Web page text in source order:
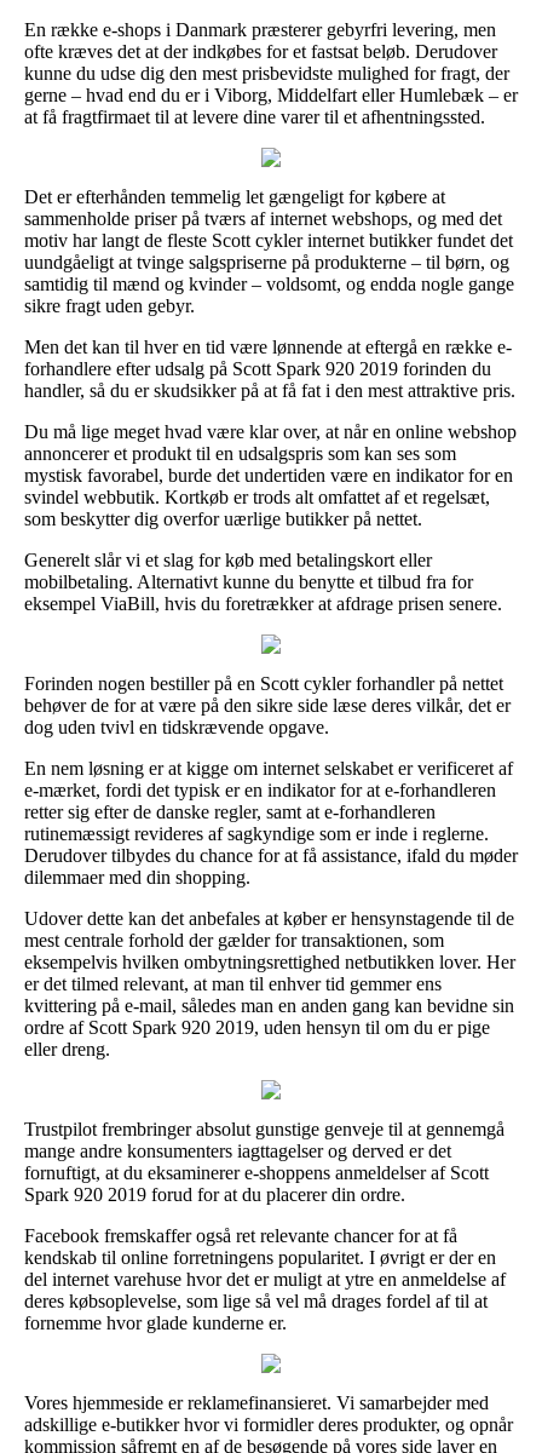
En række e-shops i Danmark præsterer gebyrfri levering, men
ofte kræves det at der indkøbes for et fastsat beløb. Derudover
kunne du udse dig den mest prisbevidste mulighed for fragt, der
gerne – hvad end du er i Viborg, Middelfart eller Humlebæk – er
at få fragtfirmaet til at levere dine varer til et afhentningssted.
Det er efterhånden temmelig let gængeligt for købere at
sammenholde priser på tværs af internet webshops, og med det
motiv har langt de fleste Scott cykler internet butikker fundet det
uundgåeligt at tvinge salgspriserne på produkterne – til børn, og
samtidig til mænd og kvinder – voldsomt, og endda nogle gange
sikre fragt uden gebyr.
Men det kan til hver en tid være lønnende at eftergå en række e-
forhandlere efter udsalg på Scott Spark 920 2019 forinden du
handler, så du er skudsikker på at få fat i den mest attraktive pris.
Du må lige meget hvad være klar over, at når en online webshop
annoncerer et produkt til en udsalgspris som kan ses som
mystisk favorabel, burde det undertiden være en indikator for en
svindel webbutik. Kortkøb er trods alt omfattet af et regelsæt,
som beskytter dig overfor uærlige butikker på nettet.
Generelt slår vi et slag for køb med betalingskort eller
mobilbetaling. Alternativt kunne du benytte et tilbud fra for
eksempel ViaBill, hvis du foretrækker at afdrage prisen senere.
Forinden nogen bestiller på en Scott cykler forhandler på nettet
behøver de for at være på den sikre side læse deres vilkår, det er
dog uden tvivl en tidskrævende opgave.
En nem løsning er at kigge om internet selskabet er verificeret af
e-mærket, fordi det typisk er en indikator for at e-forhandleren
retter sig efter de danske regler, samt at e-forhandleren
rutinemæssigt revideres af sagkyndige som er inde i reglerne.
Derudover tilbydes du chance for at få assistance, ifald du møder
dilemmaer med din shopping.
Udover dette kan det anbefales at køber er hensynstagende til de
mest centrale forhold der gælder for transaktionen, som
eksempelvis hvilken ombytningsrettighed netbutikken lover. Her
er det tilmed relevant, at man til enhver tid gemmer ens
kvittering på e-mail, således man en anden gang kan bevidne sin
ordre af Scott Spark 920 2019, uden hensyn til om du er pige
eller dreng.
Trustpilot frembringer absolut gunstige genveje til at gennemgå
mange andre konsumenters iagttagelser og derved er det
fornuftigt, at du eksaminerer e-shoppens anmeldelser af Scott
Spark 920 2019 forud for at du placerer din ordre.
Facebook fremskaffer også ret relevante chancer for at få
kendskab til online forretningens popularitet. I øvrigt er der en
del internet varehuse hvor det er muligt at ytre en anmeldelse af
deres købsoplevelse, som lige så vel må drages fordel af til at
fornemme hvor glade kunderne er.
Vores hjemmeside er reklamefinansieret. Vi samarbejder med
adskillige e-butikker hvor vi formidler deres produkter, og opnår
kommission såfremt en af de besøgende på vores side laver en